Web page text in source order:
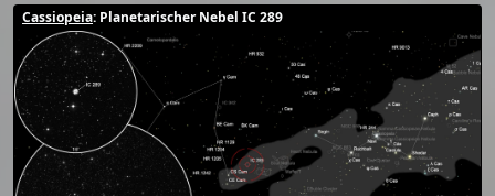
Cassiopeia: Planetarischer Nebel IC 289